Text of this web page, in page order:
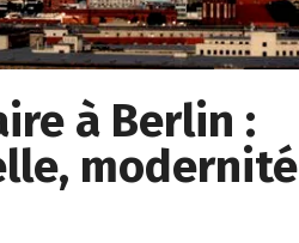
à Berlin :
modernité